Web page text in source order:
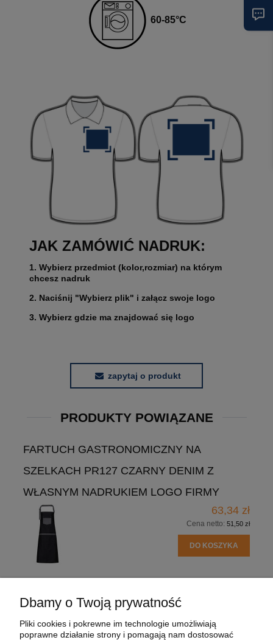
60-85°C
JAK ZAMÓWIĆ NADRUK:
1. Wybierz przedmiot (kolor,rozmiar) na którym
chcesz nadruk
2. Naciśnij "Wybierz plik" i załącz swoje logo
3. Wybierz gdzie ma znajdować się logo
zapytaj o produkt
PRODUKTY POWIĄZANE
FARTUCH GASTRONOMICZNY NA
SZELKACH PR127 CZARNY DENIM Z
WŁASNYM NADRUKIEM LOGO FIRMY
63,34 zł
Cena netto: 51,50 zł
DO KOSZYKA
Dbamy o Twoją prywatność
Pliki cookies i pokrewne im technologie umożliwiają
poprawne działanie strony i pomagają nam dostosować